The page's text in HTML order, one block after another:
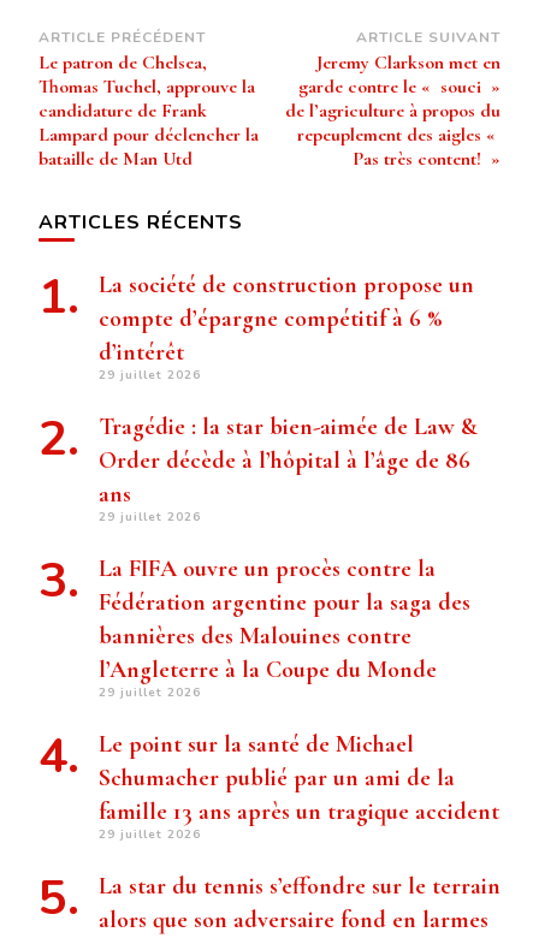
Navigation
d’article
ARTICLE PRÉCÉDENT
Le patron de Chelsea,
Thomas Tuchel, approuve la
candidature de Frank
Lampard pour déclencher la
bataille de Man Utd
ARTICLE SUIVANT
Jeremy Clarkson met en
garde contre le « souci »
de l’agriculture à propos du
repeuplement des aigles «
Pas très content! »
ARTICLES RÉCENTS
La société de construction propose un
compte d’épargne compétitif à 6 %
d’intérêt
29 juillet 2026
Tragédie : la star bien-aimée de Law &
Order décède à l’hôpital à l’âge de 86
ans
29 juillet 2026
La FIFA ouvre un procès contre la
Fédération argentine pour la saga des
bannières des Malouines contre
l’Angleterre à la Coupe du Monde
29 juillet 2026
Le point sur la santé de Michael
Schumacher publié par un ami de la
famille 13 ans après un tragique accident
29 juillet 2026
La star du tennis s’effondre sur le terrain
alors que son adversaire fond en larmes